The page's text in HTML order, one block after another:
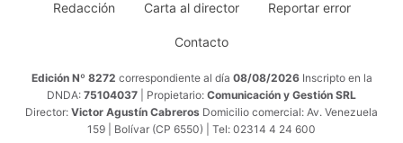
Redacción Carta al director Reportar error
Contacto
Edición Nº 8272 correspondiente al día 08/08/2026 Inscripto en la
DNDA: 75104037 | Propietario: Comunicación y Gestión SRL
Director: Victor Agustín Cabreros Domicilio comercial: Av. Venezuela
159 | Bolívar (CP 6550) | Tel: 02314 4 24 600